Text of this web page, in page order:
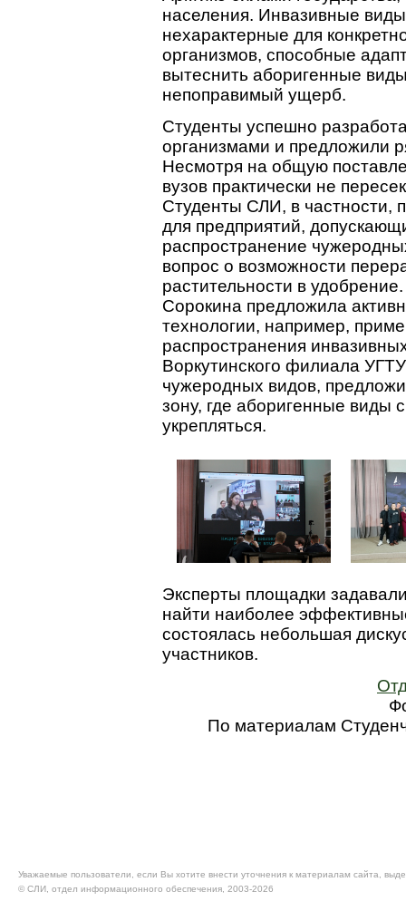
населения. Инвазивные
нехарактерные для
организмов, способные
вытеснить аборигенные
непоправимый ущерб.
Студенты успешно
организмами и предложили
Несмотря на общую
вузов практически не
Студенты СЛИ, в частности,
для предприятий,
распространение
вопрос о возможности
растительности в
Сорокина предложила
технологии, например,
распространения
Воркутинского филиала
чужеродных видов,
зону, где аборигенные виды
укрепляться.
Эксперты площадки
найти наиболее
состоялась небольшая
участников.
По материалам
Уважаемые пользователи, если Вы хотите внести уточнения к материалам сайта,
© CЛИ, отдел информационного обеспечения, 2003-2026